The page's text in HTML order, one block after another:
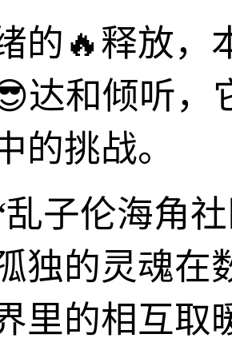
的🔥释放，
达和倾听，
的挑战。
乱子伦海角
独的灵魂在
里的相互取